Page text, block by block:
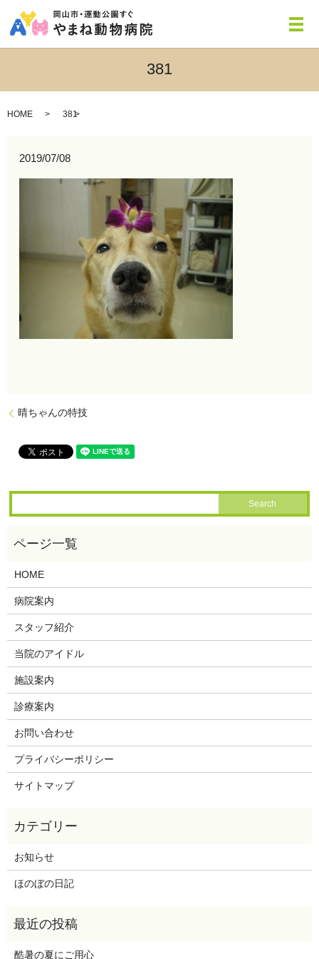
メ
381
HOME 381
2019/07/08
晴ちゃんの特技
HOME
病院案内
スタッフ紹介
当院のアイドル
施設案内
診療案内
お問い合わせ
プライバシーポリシー
サイトマップ
お知らせ
ほのぼの日記
酷暑の夏にご用心